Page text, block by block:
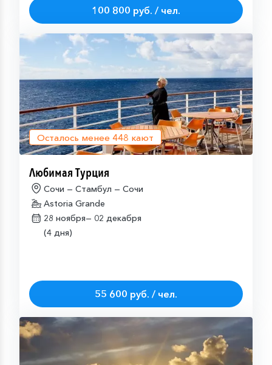
100 800 руб. / чел.
Осталось менее 448 кают
Любимая Турция
Сочи — Стамбул — Сочи
Astoria Grande
28 ноября— 02 декабря
(4 дня)
55 600 руб. / чел.